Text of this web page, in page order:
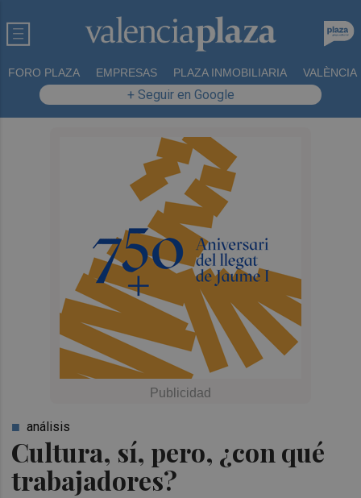
FORO PLAZA EMPRESAS PLAZA INMOBILIARIA VALÈNCIA
+ Seguir en Google
Cultura, sí, pero, ¿con qué
trabajadores?
análisis